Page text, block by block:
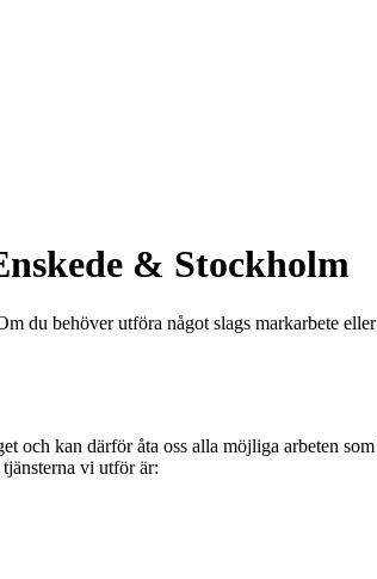
& Stockholm
du behöver utföra något slags markarbete
kan därför åta oss alla möjliga arbeten
vi utför är: